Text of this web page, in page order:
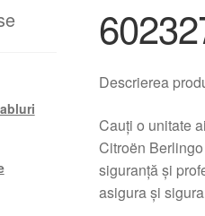
Descrierea
Cauți o unitate
Citroën
siguranță și
asigura și